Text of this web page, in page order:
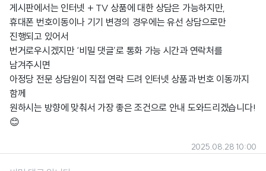
게시판에서는 인터넷 + TV 상품에 대한 상담은 가능하지만,
휴대폰 번호이동이나 기기 변경의 경우에는 유선 상담으로만
진행되고 있어서
번거로우시겠지만 ‘비밀 댓글’로 통화 가능 시간과 연락처를
남겨주시면
아정당 전문 상담원이 직접 연락 드려 인터넷 상품과 번호 이동까지
함께
원하시는 방향에 맞춰서 가장 좋은 조건으로 안내 도와드리겠습니다!
😊
2025.08.28 10:00